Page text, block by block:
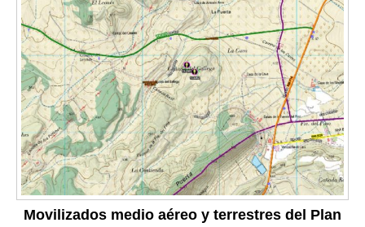
Movilizados medio aéreo y terrestres del Plan